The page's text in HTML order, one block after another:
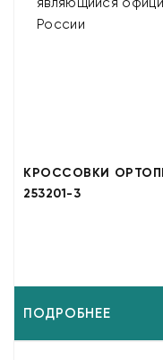
КРОССОВКИ
253201-3
ПОДРОБНЕЕ